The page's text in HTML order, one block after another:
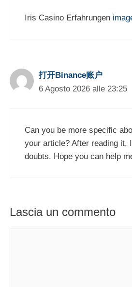
Iris Casino Erfahrungen
打开Binance账户
6 Agosto 2026 alle 23:25
Can you be more specific
your article? After reading it,
doubts. Hope you can help
Lascia un commento